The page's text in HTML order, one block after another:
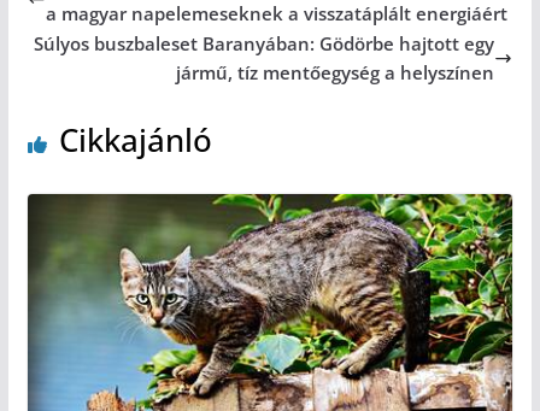
a magyar napelemeseknek a visszatáplált energiáért
Súlyos buszbaleset Baranyában: Gödörbe hajtott egy
jármű, tíz mentőegység a helyszínen
Cikkajánló